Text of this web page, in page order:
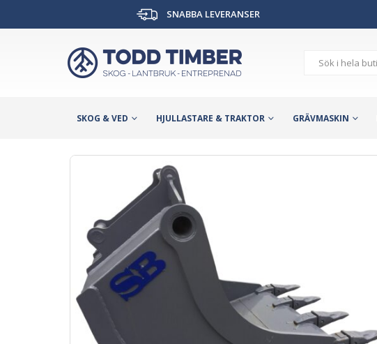
SNABBA LEVERANSER
SKOG & VED HJULLASTARE & TRAKTOR GRÄVMASKIN